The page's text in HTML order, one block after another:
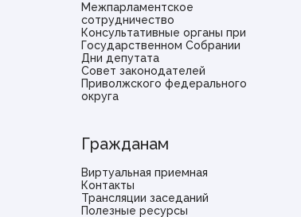
Межпарламентское
сотрудничество
Консультативные органы при
Государственном Собрании
Дни депутата
Совет законодателей
Приволжского федерального
округа
Гражданам
Виртуальная приемная
Контакты
Трансляции заседаний
Полезные ресурсы